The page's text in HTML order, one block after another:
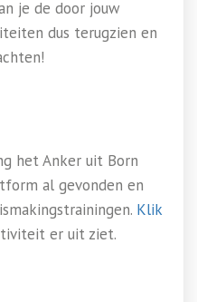
je de door jouw
dus terugzien en
het Anker uit Born
al gevonden en
Klik
er uit ziet.